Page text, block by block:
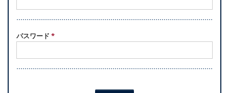
パスワード *